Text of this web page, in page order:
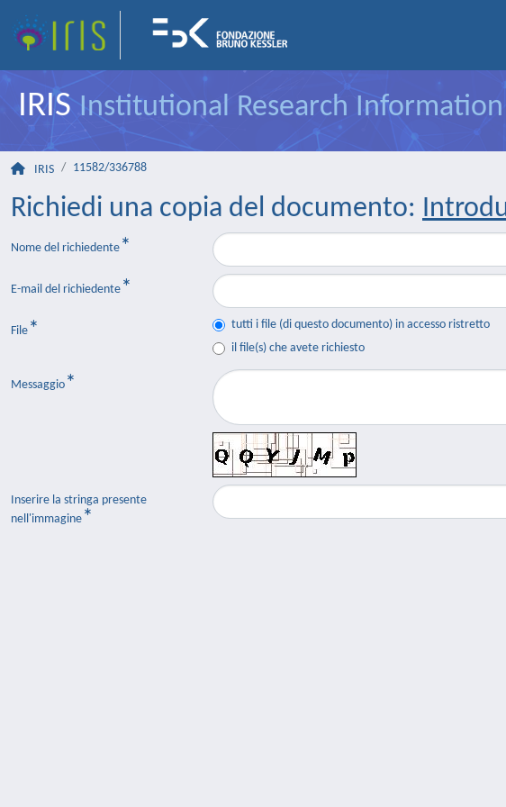
IRISInstitutional Research
IRIS 11582/336788
Richiedi una copia del documento:
Nome del richiedente
E-mail del richiedente
File
tutti i file (di questo documento) in accesso ristretto
il file(s) che avete richiesto
Messaggio
Inserire la stringa presente
nell'immagine